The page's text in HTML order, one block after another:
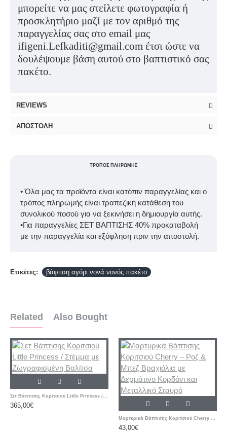
μπορείτε να μας στείλετε φωτογραφία ή
προσκλητήριο μαζί με τον αριθμό της
παραγγελίας σας στο email μας
ifigeni.Lefkaditi@gmail.com έτσι ώστε να
δουλέψουμε βάση αυτού στο βαπτιστικό σας
πακέτο.
REVIEWS
ΑΠΟΣΤΟΛΉ
ΤΡΌΠΟΣ ΠΛΗΡΩΜΉΣ
• Όλα μας τα προϊόντα είναι κατόπιν παραγγελίας και ο
τρόπος πληρωμής είναι τραπεζική κατάθεση του
συνολικού ποσού για να ξεκινήσει η δημιουργία αυτής.
•Για παραγγελίες ΣΕΤ ΒΑΠΤΙΣΗΣ 40% προκαταβολή
με την παραγγελία και εξόφληση πριν την αποστολή.
Ετικέτες: βάφτιση αγόρι νονά νονός πακέτο
Related Also Bought
Σετ Βάπτισης Κοριτσιού Little Princess / Στέμμα με Ζωγραφισμένη Βαλίτσα
365,00€
Μαρτυρικά Βάπτισης Κοριτσιού Cherry – Ροζ & Μπεζ Βραχιόλια με Δερμάτινο Κορδόνι και Μεταλλικό Σταυρό
43,00€